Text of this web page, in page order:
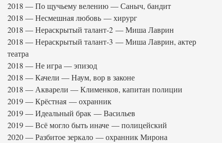
2018 — По щучьему велению — Саныч, бандит
2018 — Несмешная любовь — хирург
2018 — Нераскрытый талант-2 — Миша Лаврин
2018 — Нераскрытый талант-3 — Миша Лаврин, актер
театра
2018 — Не игра — эпизод
2018 — Качели — Наум, вор в законе
2018 — Акварели — Клименков, капитан полиции
2019 — Крёстная — охранник
2019 — Идеальный брак — Васильев
2019 — Всё могло быть иначе — полицейский
2020 — Разбитое зеркало — охранник Мирона